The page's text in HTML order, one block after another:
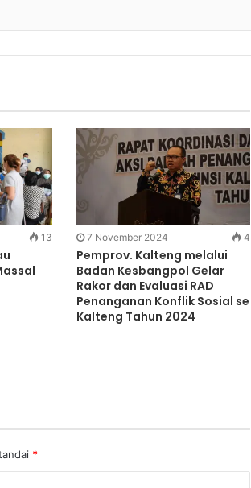
13 7 November 2024 4
Pemprov. Kalteng melalui
Badan Kesbangpol Gelar
Rakor dan Evaluasi RAD
Penanganan Konflik Sosial se
Kalteng Tahun 2024
*